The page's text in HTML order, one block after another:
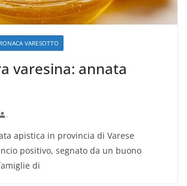
VARESOTTO
varesina: annata
.
apistica in provincia di Varese
positivo, segnato da un buono
di